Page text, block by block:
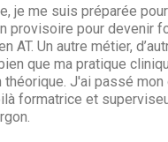
je me suis préparée
provisoire pour devenir
AT. Un autre métier,
que ma pratique
J'ai passé mon
formatrice et